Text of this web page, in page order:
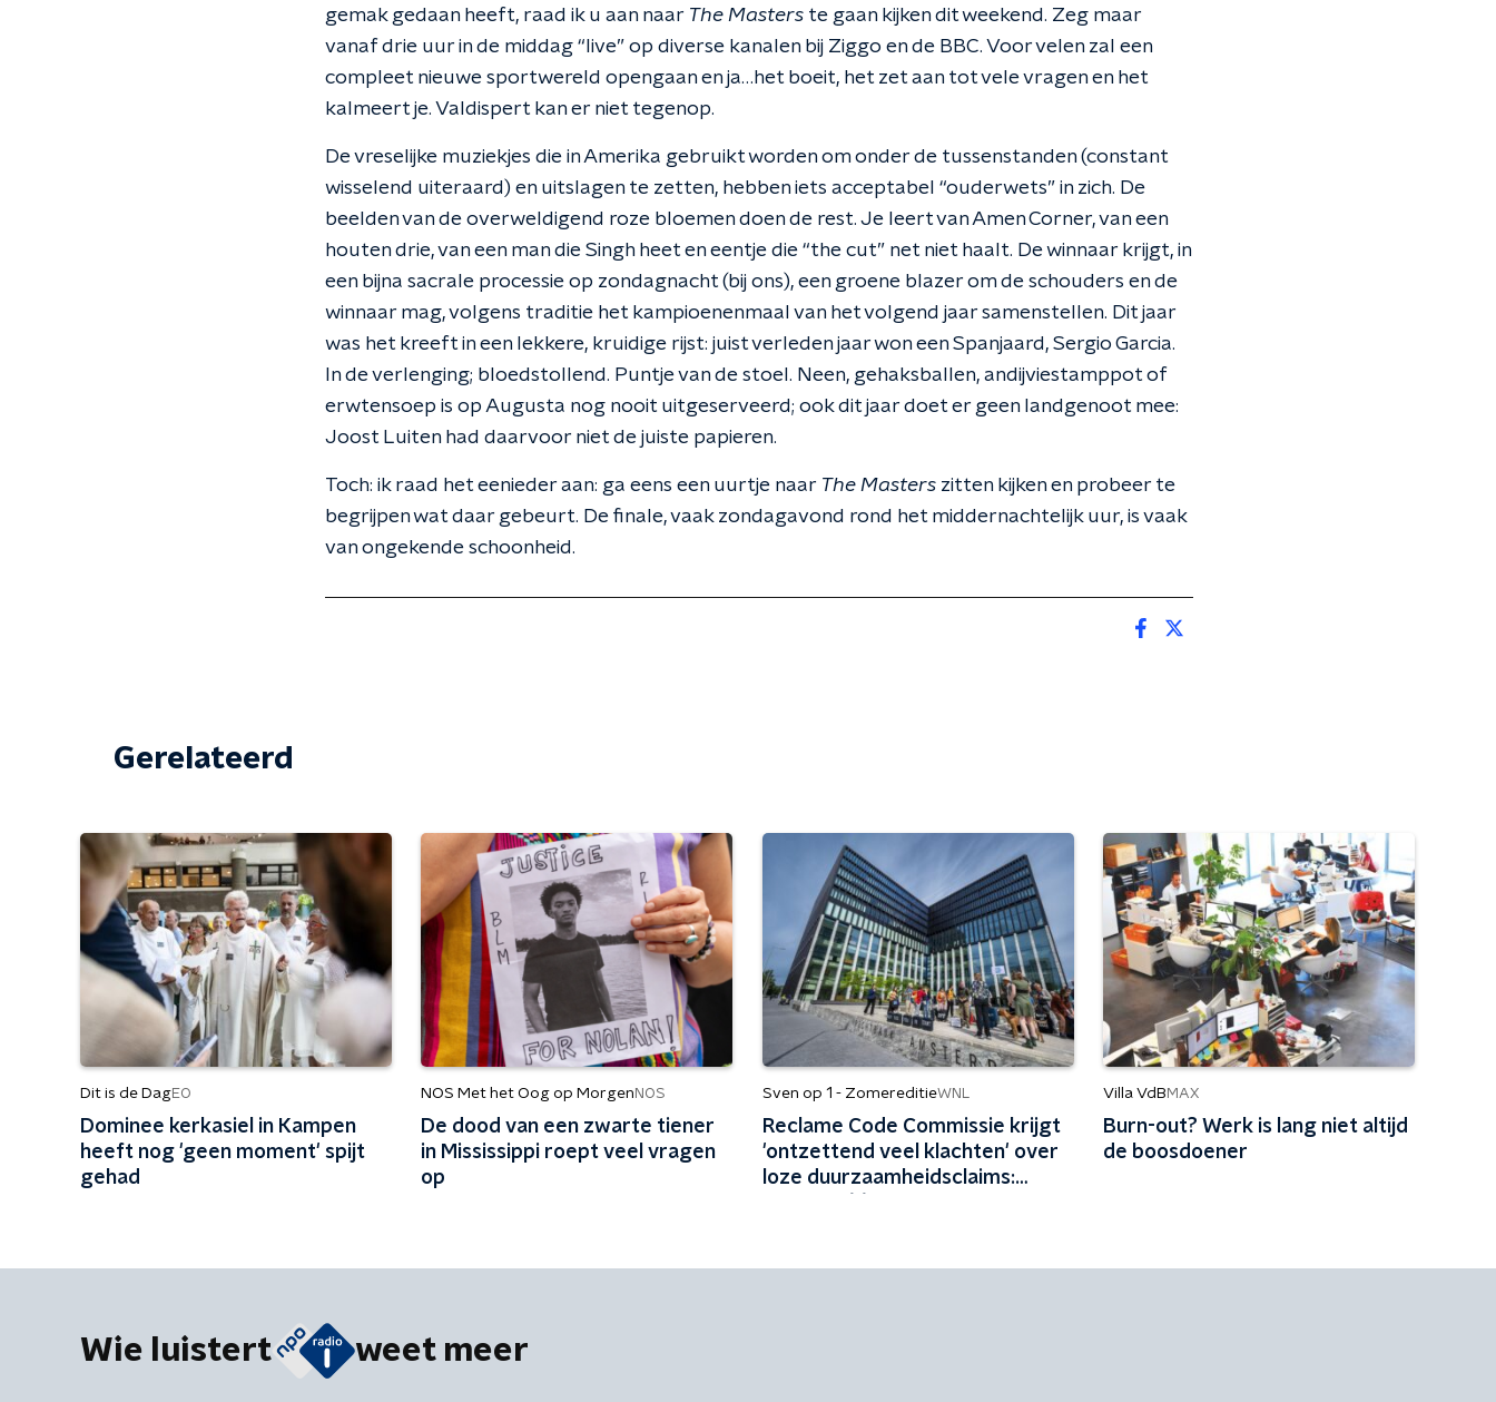
gemak gedaan heeft, raad ik u aan naar The Masters te gaan kijken dit weekend. Zeg maar
vanaf drie uur in de middag “live” op diverse kanalen bij Ziggo en de BBC. Voor velen zal een
compleet nieuwe sportwereld opengaan en ja…het boeit, het zet aan tot vele vragen en het
kalmeert je. Valdispert kan er niet tegenop.
De vreselijke muziekjes die in Amerika gebruikt worden om onder de tussenstanden (constant
wisselend uiteraard) en uitslagen te zetten, hebben iets acceptabel “ouderwets” in zich. De
beelden van de overweldigend roze bloemen doen de rest. Je leert van Amen Corner, van een
houten drie, van een man die Singh heet en eentje die “the cut” net niet haalt. De winnaar krijgt, in
een bijna sacrale processie op zondagnacht (bij ons), een groene blazer om de schouders en de
winnaar mag, volgens traditie het kampioenenmaal van het volgend jaar samenstellen. Dit jaar
was het kreeft in een lekkere, kruidige rijst: juist verleden jaar won een Spanjaard, Sergio Garcia.
In de verlenging; bloedstollend. Puntje van de stoel. Neen, gehaksballen, andijviestamppot of
erwtensoep is op Augusta nog nooit uitgeserveerd; ook dit jaar doet er geen landgenoot mee:
Joost Luiten had daarvoor niet de juiste papieren.
Toch: ik raad het eenieder aan: ga eens een uurtje naar The Masters zitten kijken en probeer te
begrijpen wat daar gebeurt. De finale, vaak zondagavond rond het middernachtelijk uur, is vaak
van ongekende schoonheid.
Gerelateerd
Dit is de DagEO
Dominee kerkasiel in Kampen
heeft nog 'geen moment' spijt
gehad
NOS Met het Oog op Morgen NOS
De dood van een zwarte tiener
in Mississippi roept veel vragen
op
Sven op 1 - ZomereditieWNL
Reclame Code Commissie krijgt
'ontzettend veel klachten' over
loze duurzaamheidsclaims:
Villa VdB MAX
Burn-out? Werk is lang niet altijd
de boosdoener
Wie luistert weet meer